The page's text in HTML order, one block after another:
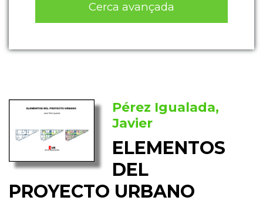
Cerca avançada
Pérez Igualada,
Javier
ELEMENTOS
DEL
PROYECTO URBANO